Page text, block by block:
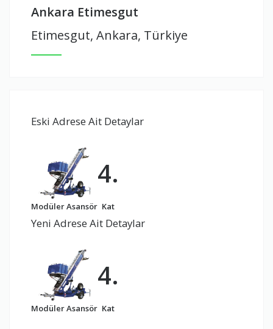
Ankara Etimesgut
Etimesgut, Ankara, Türkiye
Eski Adrese Ait Detaylar
Modüler Asansör
4.
Kat
Yeni Adrese Ait Detaylar
Modüler Asansör
4.
Kat